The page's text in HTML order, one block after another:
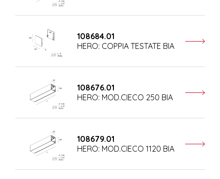
108684.01
HERO: COPPIA TESTATE BIA
108676.01
HERO: MOD.CIECO 250 BIA
108679.01
HERO: MOD.CIECO 1120 BIA